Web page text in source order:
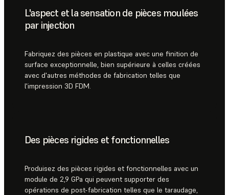
L'aspect et la sensation de pièces moulées
par injection
Fabriquez des pièces en plastique avec une finition de
surface exceptionnelle, bien supérieure à celles créées
avec d'autres méthodes de fabrication telles que
l'impression 3D FDM.
Des pièces rigides et fonctionnelles
Produisez des pièces rigides et fonctionnelles avec un
module de 2,9 GPa qui peuvent supporter des
opérations de post-fabrication telles que le taraudage,